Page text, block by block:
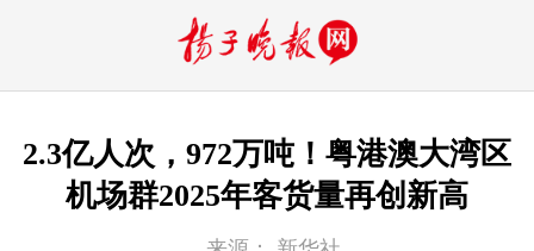
2.3亿人次，972万吨！粤港澳大湾区
机场群2025年客货量再创新高